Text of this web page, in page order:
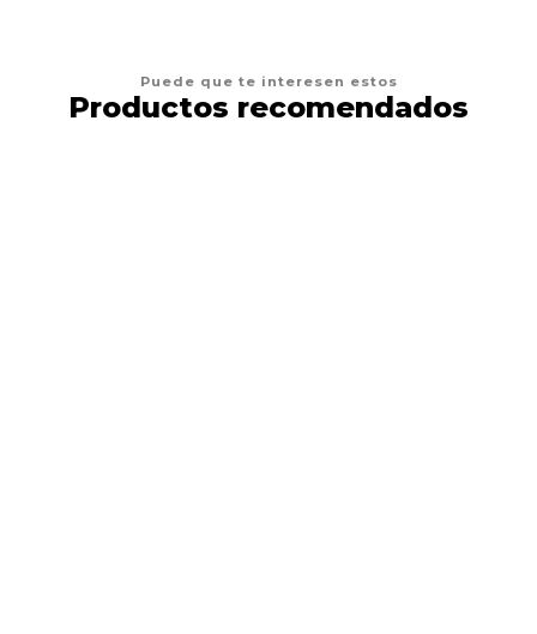
Puede que te interesen estos
Productos recomendados